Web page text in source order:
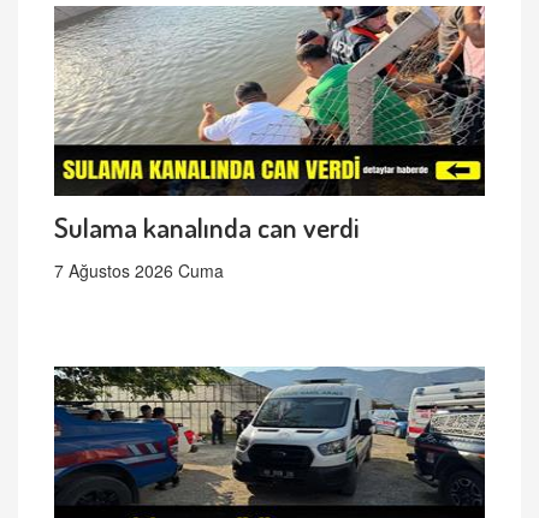
Sulama kanalında can verdi
7 Ağustos 2026 Cuma